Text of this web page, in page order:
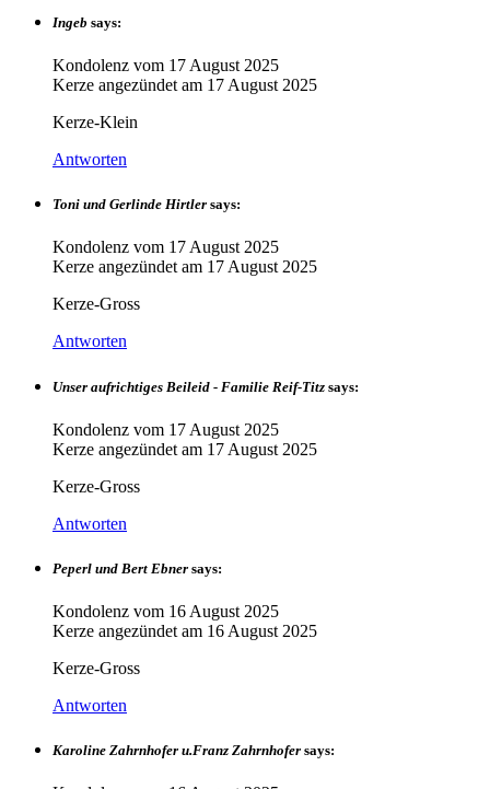
Ingeb says:
Kondolenz vom 17 August 2025
Kerze angezündet am 17 August 2025
Kerze-Klein
Antworten
Toni und Gerlinde Hirtler says:
Kondolenz vom 17 August 2025
Kerze angezündet am 17 August 2025
Kerze-Gross
Antworten
Unser aufrichtiges Beileid - Familie Reif-Titz says:
Kondolenz vom 17 August 2025
Kerze angezündet am 17 August 2025
Kerze-Gross
Antworten
Peperl und Bert Ebner says:
Kondolenz vom 16 August 2025
Kerze angezündet am 16 August 2025
Kerze-Gross
Antworten
Karoline Zahrnhofer u.Franz Zahrnhofer says: